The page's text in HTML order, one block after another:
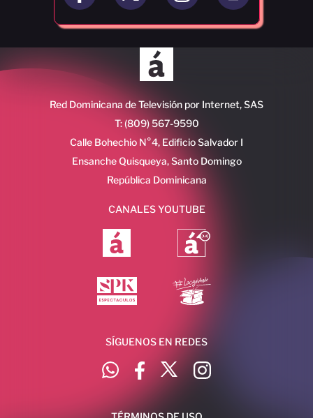
Red Dominicana de Televisión por Internet, SAS
T: (809) 567-9590
Calle Bohechio N°4, Edificio Salvador I
Ensanche Quisqueya, Santo Domingo
República Dominicana
CANALES YOUTUBE
SÍGUENOS EN REDES